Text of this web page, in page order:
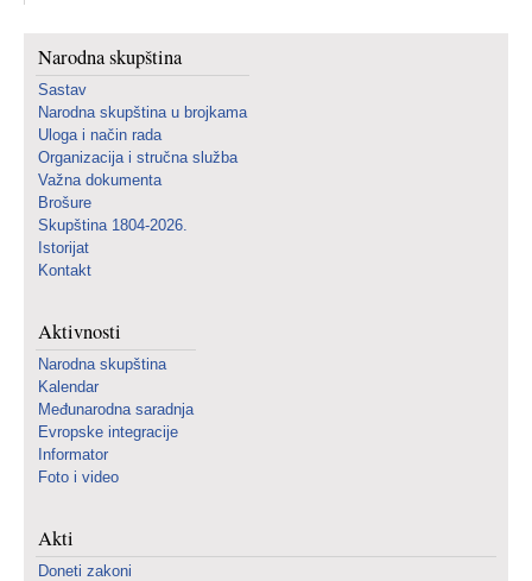
Narodna skupština
Sastav
Narodna skupština u brojkama
Uloga i način rada
Organizacija i stručna služba
Važna dokumenta
Brošure
Skupština 1804-2026.
Istorijat
Kontakt
Aktivnosti
Narodna skupština
Kalendar
Međunarodna saradnja
Evropske integracije
Informator
Foto i video
Akti
Doneti zakoni